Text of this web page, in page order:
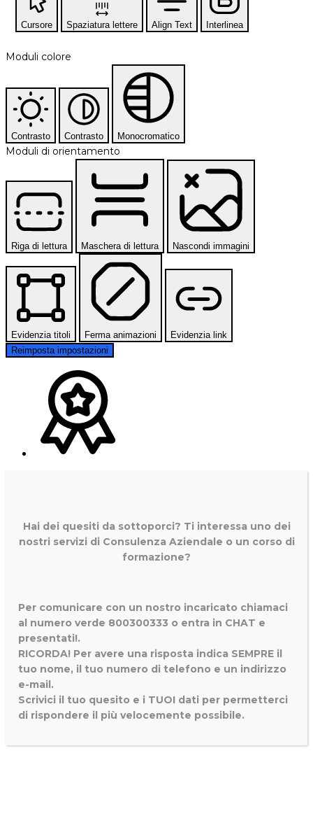
Cursore Spaziatura lettere Align Text Interlinea
Moduli colore
Contrasto Contrasto Monocromatico
Moduli di orientamento
Riga di lettura Maschera di lettura Nascondi immagini
Evidenzia titoli Ferma animazioni
Evidenzia link
Reimposta impostazioni
Hai dei quesiti da sottoporci? Ti interessa uno dei
nostri servizi di Consulenza Aziendale o un corso di
formazione?
Per comunicare con un nostro incaricato chiamaci
al numero verde 800300333 o entra in CHAT e
presentati!.
RICORDA! Per avere una risposta indica SEMPRE il
tuo nome, il tuo numero di telefono e un indirizzo
e-mail.
Scrivici il tuo quesito e i TUOI dati per permetterci
di rispondere il più velocemente possibile.